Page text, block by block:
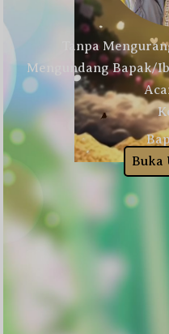
Tanpa
Mengundang Bapak/
Buka